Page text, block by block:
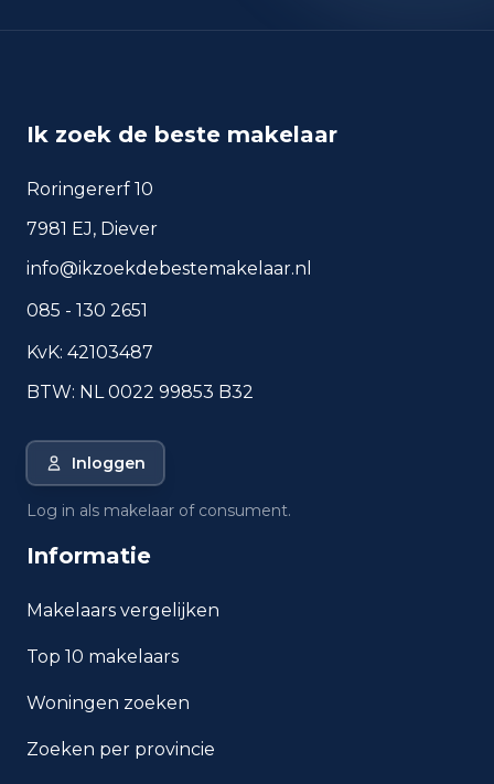
Deze cijfers geven een indicatief beeld van
wonen in Heerlen
Korte antwoorden op basis van actuele
vergelijking van de woonomgeving.
Heerlen?
waarde in Heerlen?
inkomen per inwoner in Heerlen?
Hoe veilig is wonen in
Welke woningtypen komen
het meest voor in Heerlen?
Ik zoek de beste makelaar
Roringererf 10
7981 EJ, Diever
info@ikzoekdebestemakelaar.nl
085 - 130 2651
KvK: 42103487
BTW: NL 0022 99853 B32
Inloggen
Log in als makelaar of consument.
Informatie
Makelaars vergelijken
Top 10 makelaars
Woningen zoeken
Zoeken per provincie